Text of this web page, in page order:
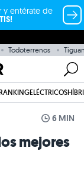
y entérate de
Todoterrenos
ELÉCTRICOS
6 MIN
mejores